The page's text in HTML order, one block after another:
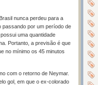
nunca perdeu para a
passando por um período de
uma quantidade
Portanto, a previsão é que
no mínimo os 45 minutos
com o retorno de Neymar.
gol, em que o ex-colorado